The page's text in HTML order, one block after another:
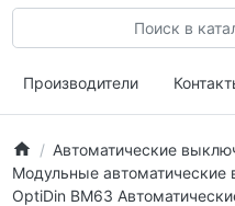
Производители
Автоматические
Модульные
OptiDin ВМ63